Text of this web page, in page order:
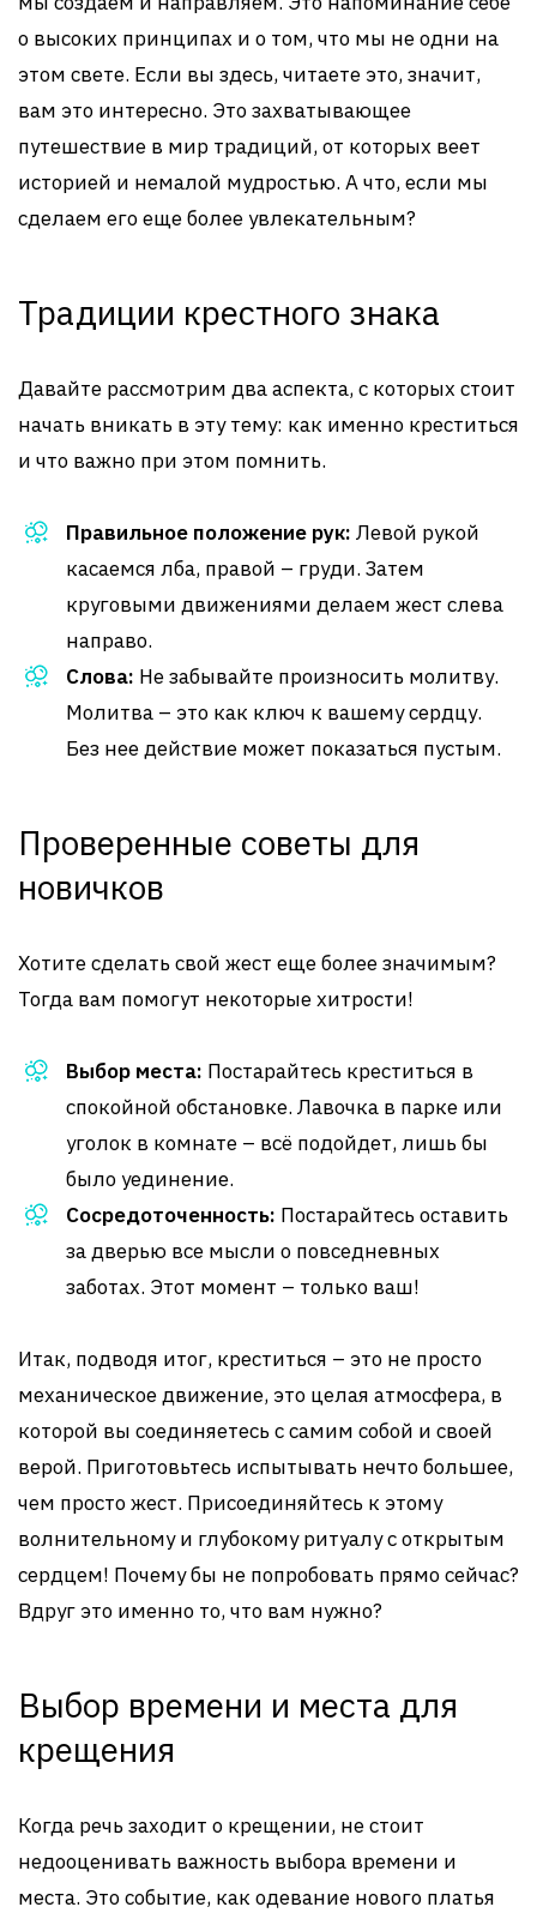
о высоких принципах и о том, что мы не одни на
этом свете. Если вы здесь, читаете это, значит,
вам это интересно. Это захватывающее
путешествие в мир традиций, от которых веет
историей и немалой мудростью. А что, если мы
сделаем его еще более увлекательным?
Традиции крестного знака
Давайте рассмотрим два аспекта, с которых стоит
начать вникать в эту тему: как именно креститься
и что важно при этом помнить.
Правильное положение рук: Левой рукой
касаемся лба, правой – груди. Затем
круговыми движениями делаем жест слева
направо.
Слова: Не забывайте произносить молитву.
Молитва – это как ключ к вашему сердцу.
Без нее действие может показаться пустым.
Проверенные советы для
новичков
Хотите сделать свой жест еще более значимым?
Тогда вам помогут некоторые хитрости!
Выбор места: Постарайтесь креститься в
спокойной обстановке. Лавочка в парке или
уголок в комнате – всё подойдет, лишь бы
было уединение.
Сосредоточенность: Постарайтесь оставить
за дверью все мысли о повседневных
заботах. Этот момент – только ваш!
Итак, подводя итог, креститься – это не просто
механическое движение, это целая атмосфера, в
которой вы соединяетесь с самим собой и своей
верой. Приготовьтесь испытывать нечто большее,
чем просто жест. Присоединяйтесь к этому
волнительному и глубокому ритуалу с открытым
сердцем! Почему бы не попробовать прямо сейчас?
Вдруг это именно то, что вам нужно?
Выбор времени и места для
крещения
Когда речь заходит о крещении, не стоит
недооценивать важность выбора времени и
места. Это событие, как одевание нового платья